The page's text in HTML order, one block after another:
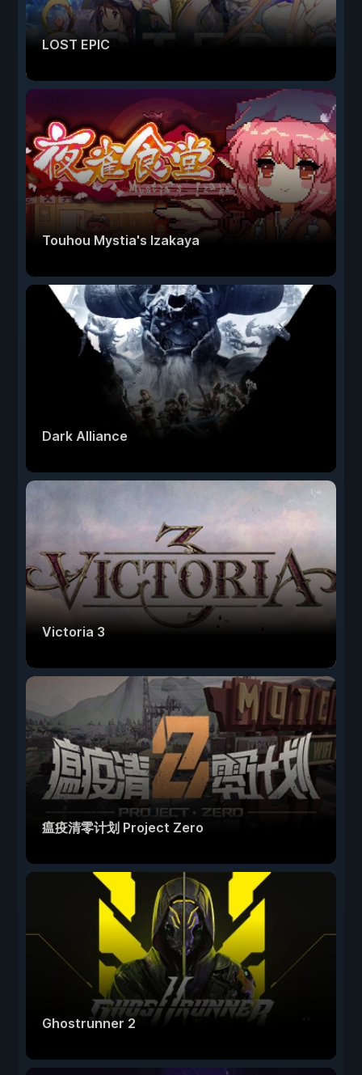
LOST EPIC
Touhou Mystia's Izakaya
Dark Alliance
Victoria 3
瘟疫清零计划 Project Zero
Ghostrunner 2